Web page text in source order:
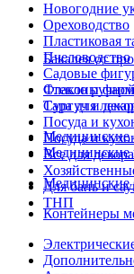
Новогодние
Ореховодство
Пластиковая
Пчеловодство
Садовые
Стекло
Сургуч и
Посуда и
Посуда и
Все для декора
Для бань и
ТНП
Бакалея от
Флаконы
Тара для
Медицинские
Медицинские
Медицинские
Контейнеры